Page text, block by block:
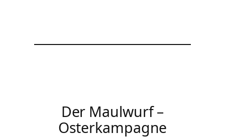
Der Maulwurf –
Osterkampagne